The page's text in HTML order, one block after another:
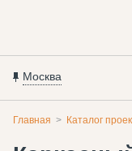
Москва
Главная Каталог